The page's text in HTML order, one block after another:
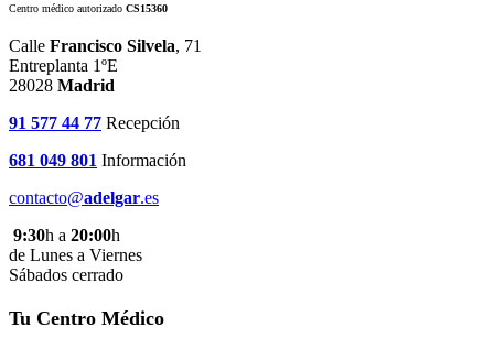
Centro médico autorizado CS15360
Calle Francisco Silvela, 71
Entreplanta 1ºE
28028 Madrid
91 577 44 77 Recepción
681 049 801 Información
contacto@adelgar.es
9:30h a 20:00h
de Lunes a Viernes
Sábados cerrado
Tu Centro Médico